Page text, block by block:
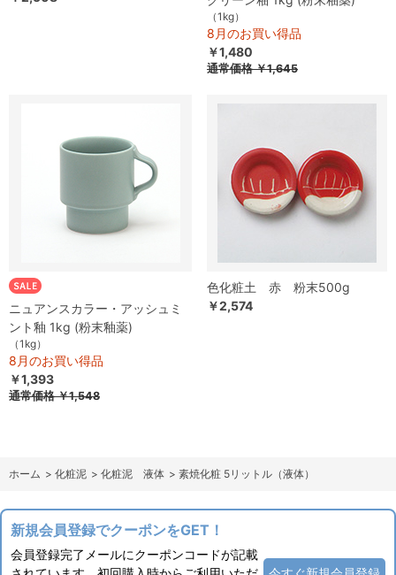
（1kg）
8月のお買い得品
￥1,480
通常価格￥1,645
ニュアンスカラー・アッシュミ
ント釉 1kg (粉末釉薬)
（1kg）
8月のお買い得品
￥1,393
通常価格￥1,548
色化粧土 赤 粉末500g
￥2,574
ホーム > 化粧泥 > 化粧泥 液体 > 素焼化粧 5リットル（液体）
新規会員登録でクーポンをGET！
会員登録完了メールにクーポンコードが記載